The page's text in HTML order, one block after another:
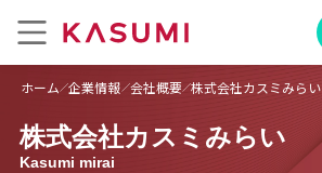
ホーム 企業情報 会社概要 株式会社カスミみらい
株式会社カスミみらい
Kasumi mirai